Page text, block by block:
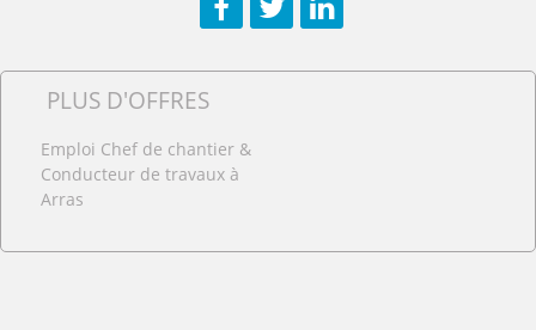
PLUS D'OFFRES
Emploi Chef de chantier &
Conducteur de travaux à
Arras